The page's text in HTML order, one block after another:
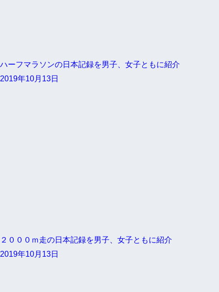
ハーフマラソンの日本記録を男子、女子ともに紹介
2019年10月13日
２０００ｍ走の日本記録を男子、女子ともに紹介
2019年10月13日